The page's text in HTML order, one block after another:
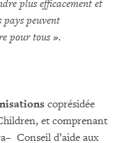
plus efficacement et
pays peuvent
pour tous ».
coprésidée
et comprenant
Conseil d’aide aux